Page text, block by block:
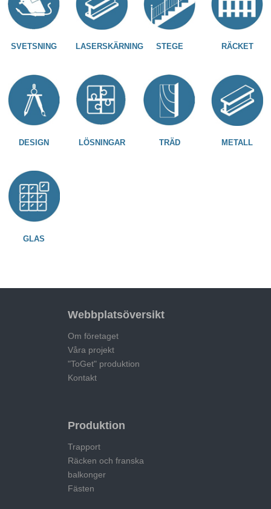
SVETSNING LASERSKÄRNING STEGE RÄCKET
DESIGN LÖSNINGAR TRÄD METALL
GLAS
Webbplatsöversikt
Om företaget
Våra projekt
"ToGet" produktion
Kontakt
Produktion
Trapport
Räcken och franska
balkonger
Fästen